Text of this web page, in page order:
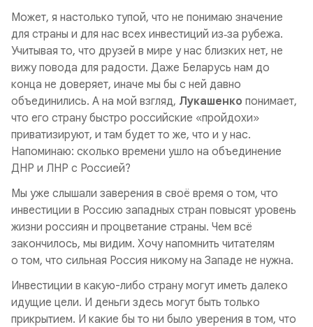
Может, я настолько тупой, что не понимаю значение
для страны и для нас всех инвестиций из‑за рубежа.
Учитывая то, что друзей в мире у нас близких нет, не
вижу повода для радости. Даже Беларусь нам до
конца не доверяет, иначе мы бы с ней давно
объединились. А на мой взгляд, Лукашенко понимает,
что его страну быстро российские «пройдохи»
приватизируют, и там будет то же, что и у нас.
Напоминаю: сколько времени ушло на объединение
ДНР и ЛНР с Россией?
Мы уже слышали заверения в своё время о том, что
инвестиции в Россию западных стран повысят уровень
жизни россиян и процветание страны. Чем всё
закончилось, мы видим. Хочу напомнить читателям
о том, что сильная Россия никому на Западе не нужна.
Инвестиции в какую-либо страну могут иметь далеко
идущие цели. И деньги здесь могут быть только
прикрытием. И какие бы то ни было уверения в том, что